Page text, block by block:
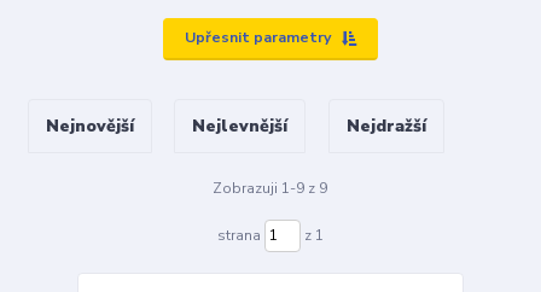
Upřesnit parametry
Nejnovější Nejlevnější Nejdražší
Zobrazuji 1-9 z 9
strana z 1